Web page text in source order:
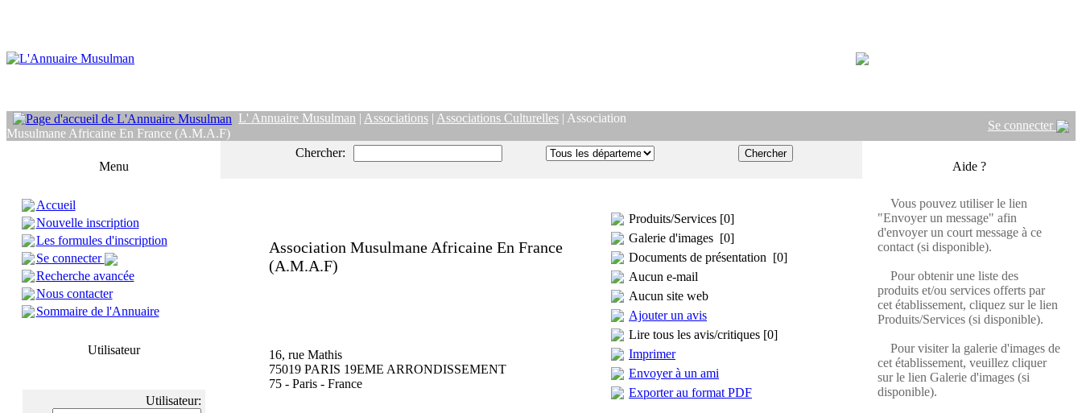
L' Annuaire Musulman | Associations | Associations Culturelles | Association
Musulmane Africaine En France (A.M.A.F)
Se connecter
Menu
Accueil
Nouvelle inscription
Les formules d'inscription
Se connecter
Recherche avancée
Nous contacter
Sommaire de l'Annuaire
Utilisateur
Utilisateur:
Chercher:
Association Musulmane Africaine En France
(A.M.A.F)
16, rue Mathis
75019 PARIS 19EME ARRONDISSEMENT
75 - Paris - France
Produits/Services [0]
Galerie d'images [0]
Documents de présentation [0]
Aucun e-mail
Aucun site web
Ajouter un avis
Lire tous les avis/critiques [0]
Imprimer
Envoyer à un ami
Exporter au format PDF
Aide ?
Vous pouvez utiliser le lien
"Envoyer un message" afin
d'envoyer un court message à ce
contact (si disponible).
Pour obtenir une liste des
produits et/ou services offerts par
cet établissement, cliquez sur le lien
Produits/Services (si disponible).
Pour visiter la galerie d'images de
cet établissement, veuillez cliquer
sur le lien Galerie d'images (si
disponible).